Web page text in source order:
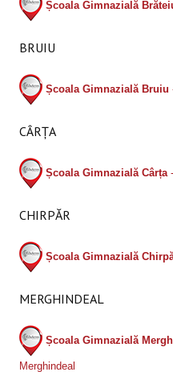
Școala Gimnazială
BRUIU
Școala Gimnazială Bruiu
CÂRȚA
Școala Gimnazială Cârța
CHIRPĂR
Școala Gimnazială
MERGHINDEAL
Școala Gimnazială
Merghindeal